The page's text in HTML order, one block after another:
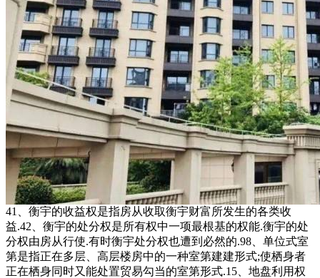
41、衡宇的收益权是指房从收取衡宇财富所发生的各类收
益.42、衡宇的处分权是所有权中一项最根基的权能.衡宇的处
分权由房从行使.有时衡宇处分权也遭到必然的.98、单位式室
第是指正在多层、高层楼房中的一种室第建建形式;使栖身者
正在栖身同时又能处置贸易勾当的室第形式.15、地盘利用权